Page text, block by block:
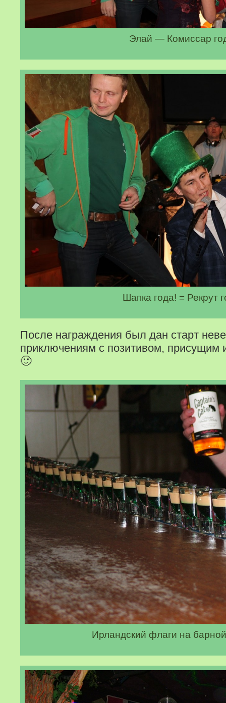
Элай — Комиссар
Шапка года! = Рекрут
После награждения был дан старт
приключениям с позитивом,
🙂
Ирландский флаги на